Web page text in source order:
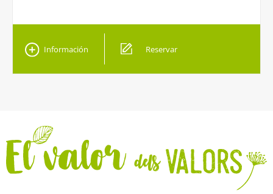
Información Reservar